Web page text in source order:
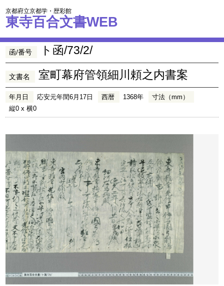
京都府立京都学・歴彩館
東寺百合文書WEB
函/番号 ト函/73/2/
文書名 室町幕府管領細川頼之内書案
年月日 応安元年閏6月17日 西暦 1368年
寸法（mm）
縦0 x 横0